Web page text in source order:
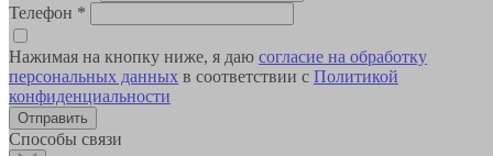
Телефон *
Нажимая на кнопку ниже, я даю согласие на обработку
персональных данных в соответствии с Политикой
конфиденциальности
Способы связи